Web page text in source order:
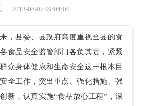
2013-08-07 09:04:00
，县委、县政府高度重视全县的食
食品安全监管部门各负其责，紧紧
众身体健康和生命安全这一根本目
全工作，突出重点、强化措施、强
新，认真实施“食品放心工程”，深